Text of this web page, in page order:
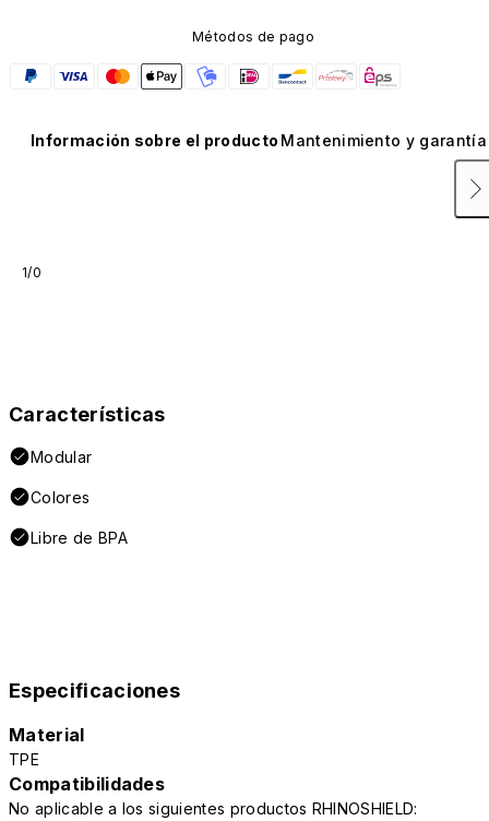
Métodos de pago
Información sobre el producto Mantenimiento y garantía
1/0
Características
Modular
Colores
Libre de BPA
Especificaciones
Material
TPE
Compatibilidades
No aplicable a los siguientes productos RHINOSHIELD: